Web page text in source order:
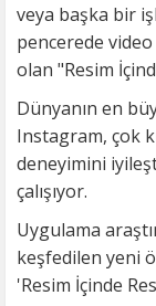
veya başka bir
pencerede
olan "Resim
Dünyanın en
Instagram, çok
deneyimini
çalışıyor.
Uygulama
keşfedilen yeni
'Resim İçinde